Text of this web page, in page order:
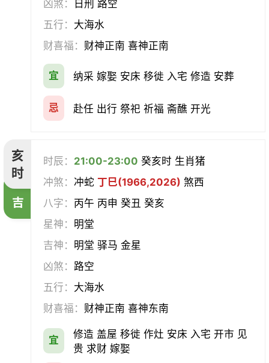
凶煞：
日刑 路空
五行： 大海水
财喜福： 财神正南 喜神正南
宜 纳采 嫁娶 安床 移徙 入宅 修造 安葬
忌 赴任 出行 祭祀 祈福 斋醮 开光
亥
时
吉
时辰： 21:00-23:00 癸亥时 生肖猪
冲煞：冲蛇 丁巳(1966,2026) 煞西
八字： 丙午 丙申 癸丑 癸亥
星神： 明堂
吉神： 明堂 驿马 金星
凶煞： 路空
五行： 大海水
财喜福： 财神正南 喜神东南
宜
修造 盖屋 移徙 作灶 安床 入宅 开市 见
贵 求财 嫁娶